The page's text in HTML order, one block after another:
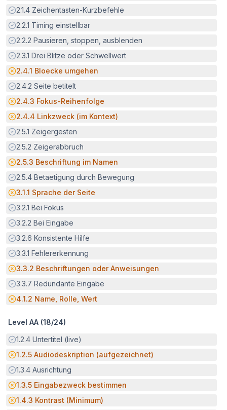
Erfüllt:
2.1.4 Zeichentasten-Kurzbefehle
Erfüllt:
2.2.1 Timing einstellbar
Erfüllt:
2.2.2 Pausieren, stoppen, ausblenden
Erfüllt:
2.3.1 Drei Blitze oder Schwellwert
Potenzielle Barriere:
2.4.1 Bloecke umgehen
Erfüllt:
2.4.2 Seite betitelt
Potenzielle Barriere:
2.4.3 Fokus-Reihenfolge
Potenzielle Barriere:
2.4.4 Linkzweck (im Kontext)
Erfüllt:
2.5.1 Zeigergesten
Erfüllt:
2.5.2 Zeigerabbruch
Potenzielle Barriere:
2.5.3 Beschriftung im Namen
Erfüllt:
2.5.4 Betaetigung durch Bewegung
Potenzielle Barriere:
3.1.1 Sprache der Seite
Erfüllt:
3.2.1 Bei Fokus
Erfüllt:
3.2.2 Bei Eingabe
Erfüllt:
3.2.6 Konsistente Hilfe
Erfüllt:
3.3.1 Fehlererkennung
Potenzielle Barriere:
3.3.2 Beschriftungen oder Anweisungen
Erfüllt:
3.3.7 Redundante Eingabe
Potenzielle Barriere:
4.1.2 Name, Rolle, Wert
Level AA (18/24)
Erfüllt:
1.2.4 Untertitel (live)
Potenzielle Barriere:
1.2.5 Audiodeskription (aufgezeichnet)
Erfüllt:
1.3.4 Ausrichtung
Potenzielle Barriere:
1.3.5 Eingabezweck bestimmen
Potenzielle Barriere:
1.4.3 Kontrast (Minimum)